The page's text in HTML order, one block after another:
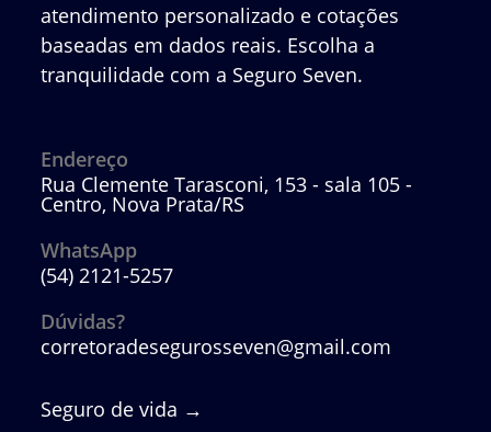
atendimento personalizado e cotações
baseadas em dados reais. Escolha a
tranquilidade com a Seguro Seven.
Endereço
Rua Clemente Tarasconi, 153 - sala 105 -
Centro, Nova Prata/RS
WhatsApp
(54) 2121-5257
em
seu
Dúvidas?
corretoradesegurosseven@gmail.com
Seguro de vida →